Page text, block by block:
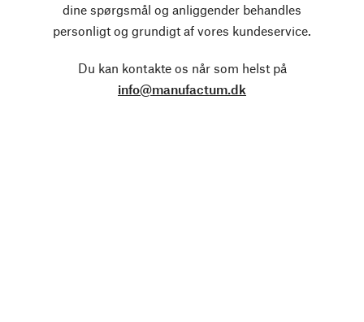
dine spørgsmål og anliggender behandles
personligt og grundigt af vores kundeservice.
Du kan kontakte os når som helst på
info@manufactum.dk